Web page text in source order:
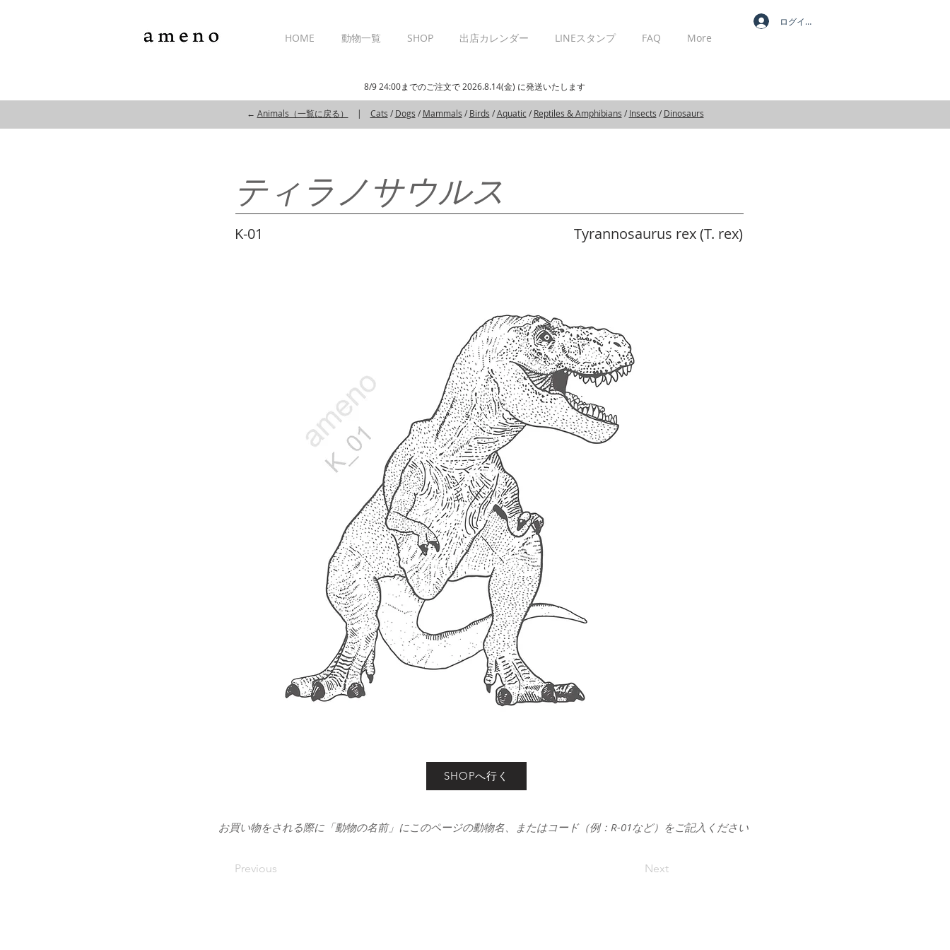
HOME 動物一覧 SHOP 出店カレンダー LINEスタンプ FAQ More
ログイン
8/9 24:00までのご注文で 2026.8.14(金) に発送いたします
← Animals（一覧に戻る） | Cats / Dogs / Mammals / Birds /Aquatic/ Reptiles & Amphibians / Insects / Dinosaurs
ティラノサウルス
Tyrannosaurus rex (T. rex)
K-01
SHOPへ行く
お買い物をされる際に「動物の名前」にこのページの動物名、またはコード（例：R-01など）をご記入ください
Previous Next